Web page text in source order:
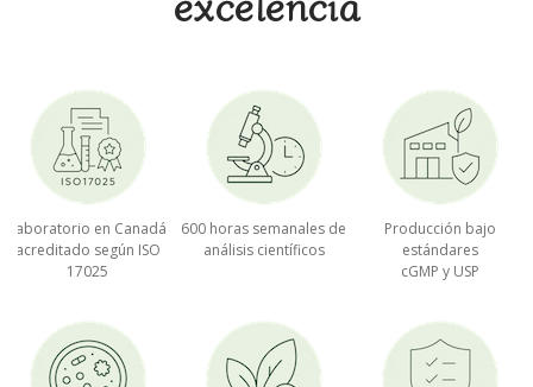
Laboratorio en Canadá
acreditado según ISO
17025
600 horas semanales de
análisis científicos
Producción bajo
estándares
cGMP y USP